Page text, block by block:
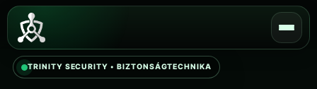
Skip
content
TRINITY SECURITY • BIZTONSÁGTECHNIKA